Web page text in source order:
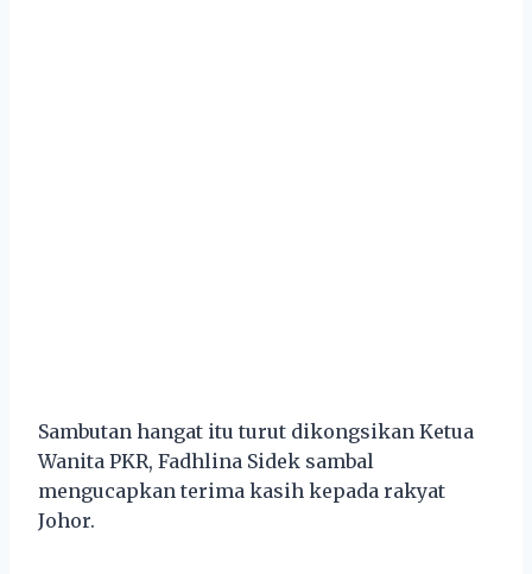
Sambutan hangat itu turut dikongsikan Ketua
Wanita PKR, Fadhlina Sidek sambal
mengucapkan terima kasih kepada rakyat
Johor.